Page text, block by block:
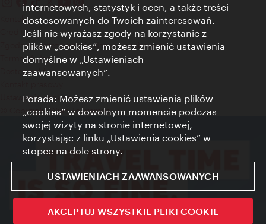
Kontakt
Credits
Zgoda na przetwarzanie danych osobowych
Terms of Use
Dostępność
Ustawienia cookies
© Copyright Wien Tourismus
internetowych, statystyk i ocen, a także treści
dostosowanych do Twoich zainteresowań.
Jeśli nie wyrażasz zgody na korzystanie z
plików „cookies”, możesz zmienić ustawienia
domyślne w „Ustawieniach
zaawansowanych”.
Porada: Możesz zmienić ustawienia plików
„cookies” w dowolnym momencie podczas
swojej wizyty na stronie internetowej,
korzystając z linku „Ustawienia cookies” w
stopce na dole strony.
USTAWIENIACH ZAAWANSOWANYCH
AKCEPTUJ WSZYSTKIE PLIKI COOKIE